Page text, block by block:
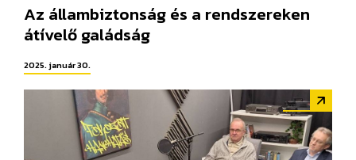
Az állambiztonság és a rendszereken
átívelő galádság
2025. január 30.